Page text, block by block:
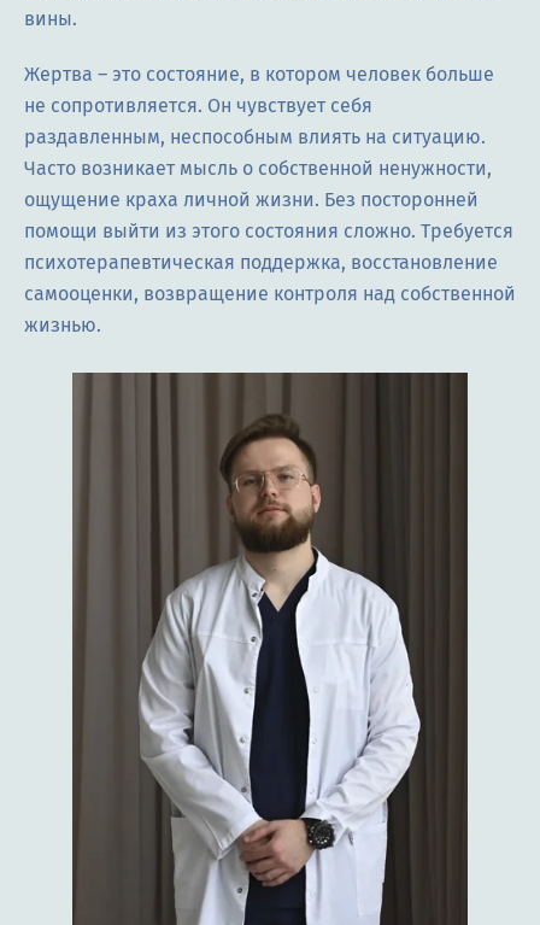
вины.
Жертва – это состояние, в котором человек больше
не сопротивляется. Он чувствует себя
раздавленным, неспособным влиять на ситуацию.
Часто возникает мысль о собственной ненужности,
ощущение краха личной жизни. Без посторонней
помощи выйти из этого состояния сложно. Требуется
психотерапевтическая поддержка, восстановление
самооценки, возвращение контроля над собственной
жизнью.